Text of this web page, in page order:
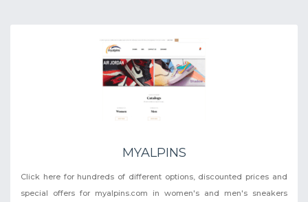
MYALPINS
Click here for hundreds of different options, discounted prices and
special offers for myalpins.com in women's and men's sneakers